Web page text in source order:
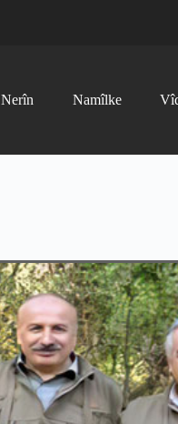
Nerîn Namîlke